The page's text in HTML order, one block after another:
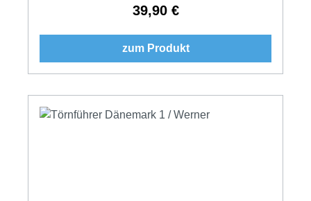
Regulärer Preis:
39,90 €
zum Produkt